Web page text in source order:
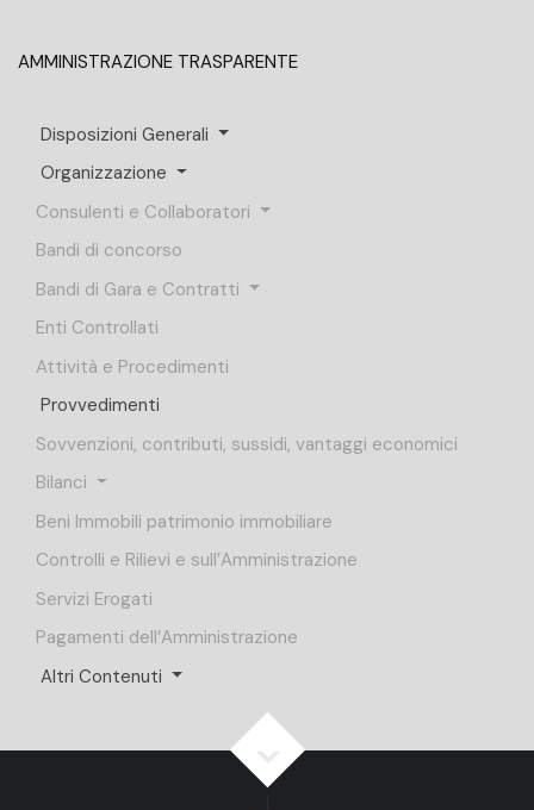
AMMINISTRAZIONE TRASPARENTE
Disposizioni Generali
Organizzazione
Consulenti e Collaboratori
Bandi di concorso
Bandi di Gara e Contratti
Enti Controllati
Attività e Procedimenti
Provvedimenti
Sovvenzioni, contributi, sussidi, vantaggi economici
Bilanci
Beni Immobili patrimonio immobiliare
Controlli e Rilievi e sull’Amministrazione
Servizi Erogati
Pagamenti dell’Amministrazione
Altri Contenuti